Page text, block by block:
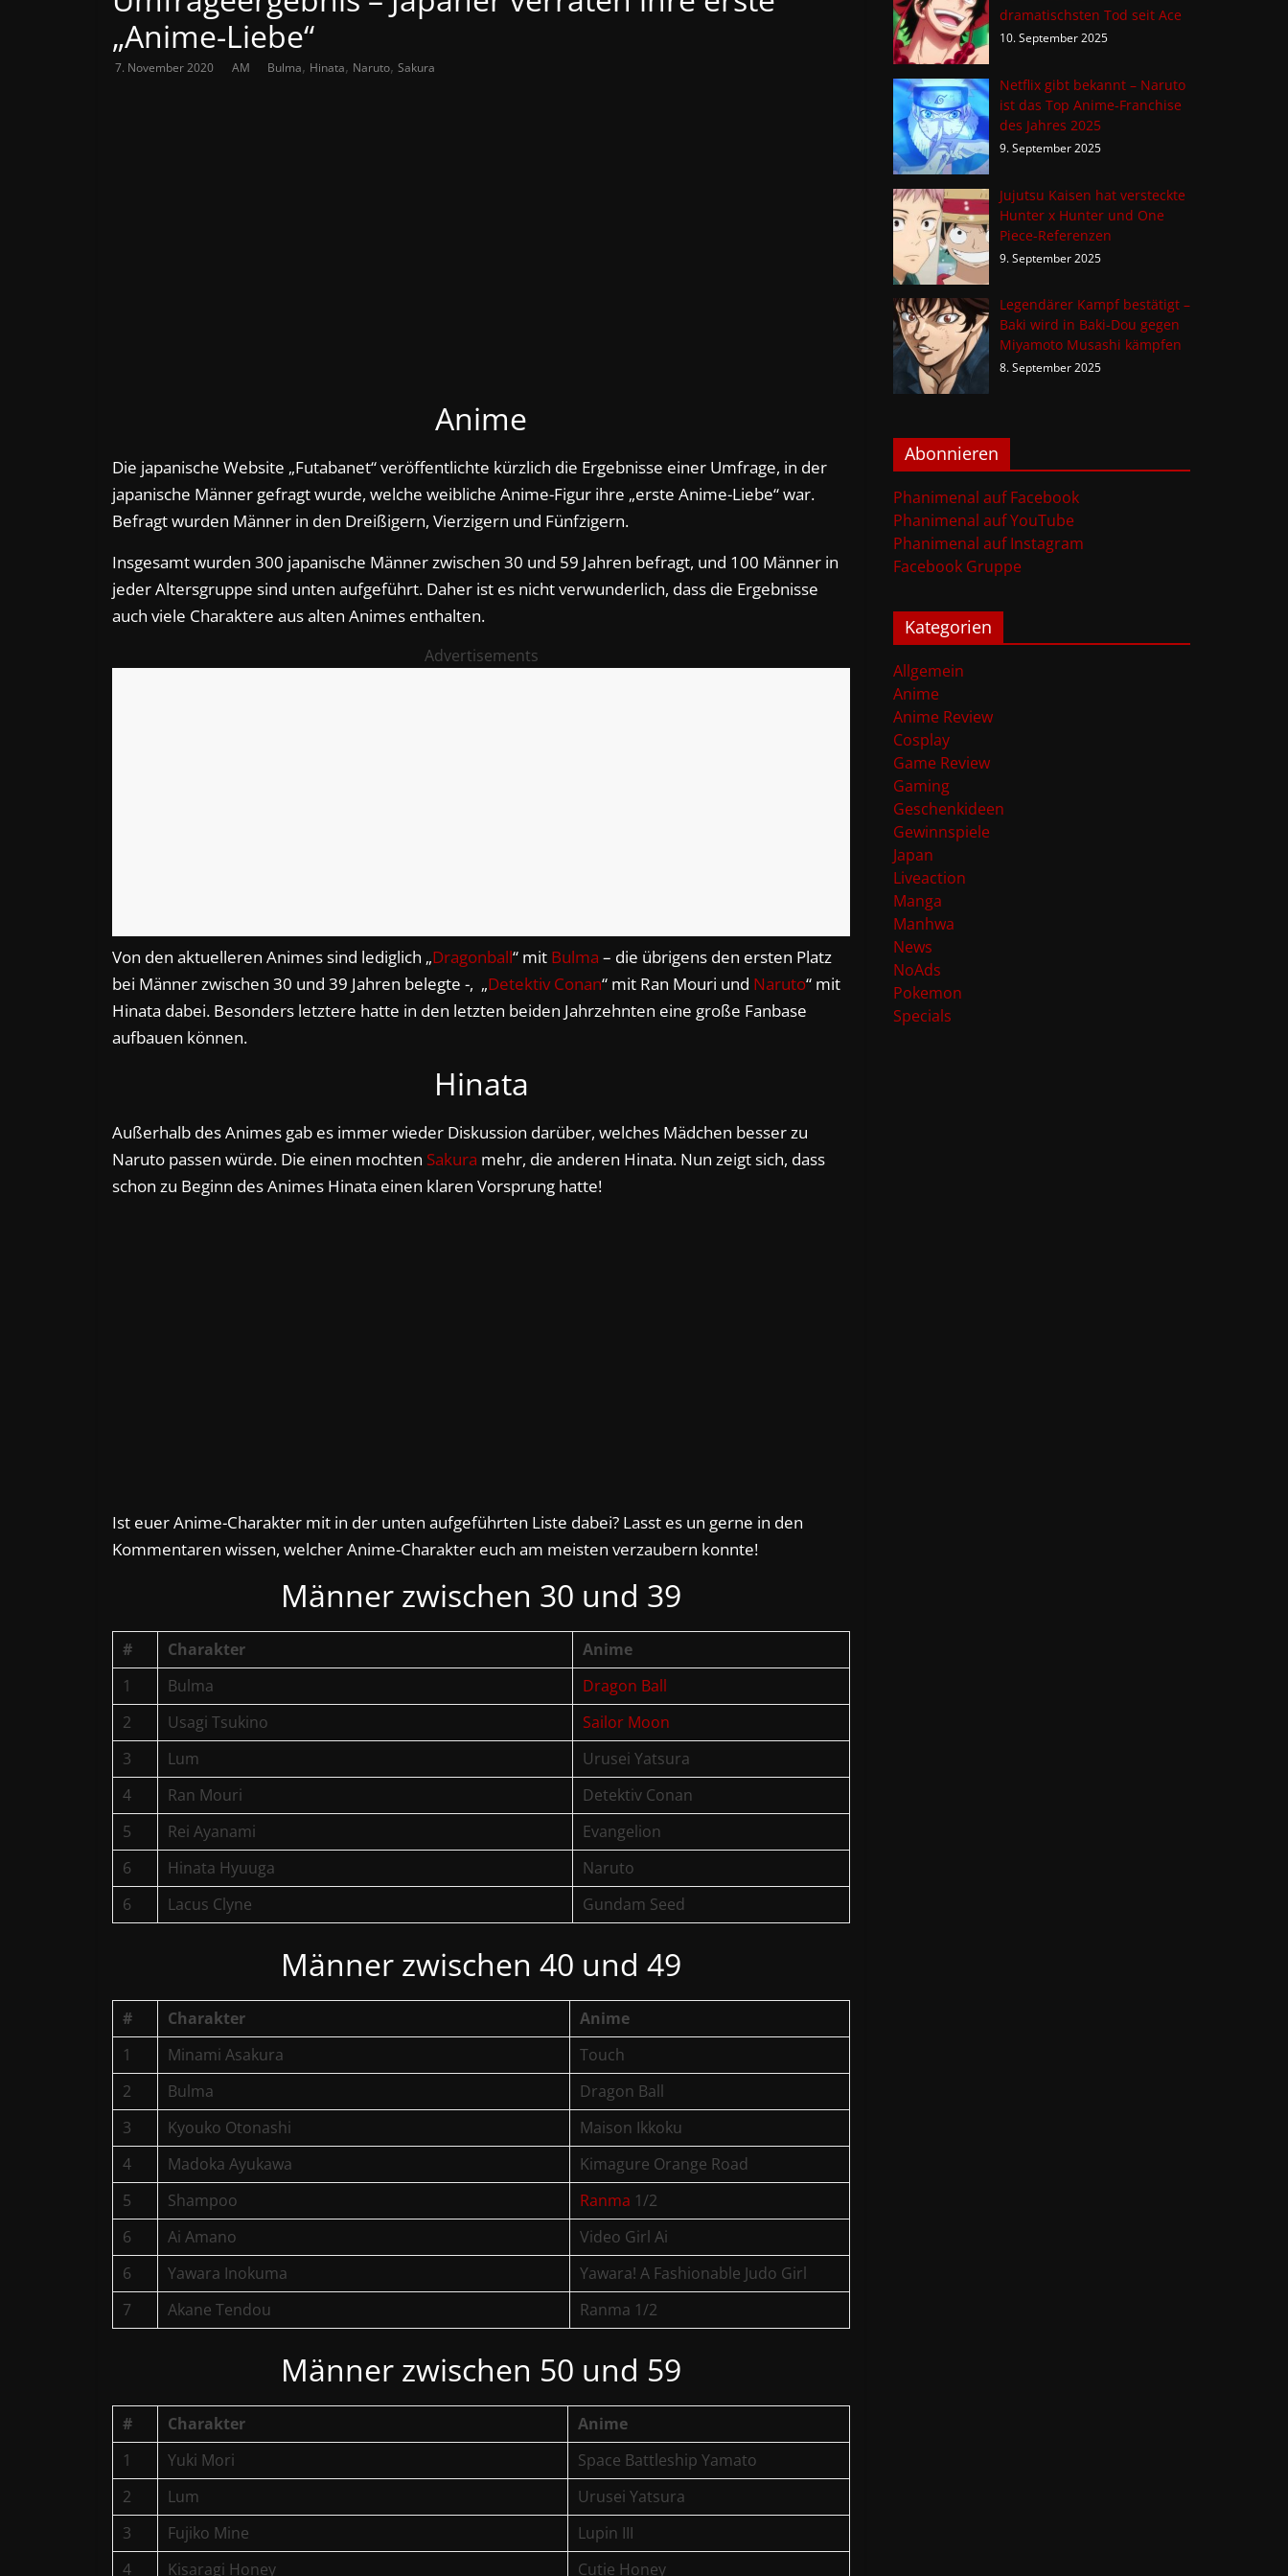
„Anime-Liebe“
7. November 2020 AM Bulma, Hinata, Naruto, Sakura
Anime
Die japanische Website „Futabanet“ veröffentlichte kürzlich die Ergebnisse einer Umfrage, in der
japanische Männer gefragt wurde, welche weibliche Anime-Figur ihre „erste Anime-Liebe“ war.
Befragt wurden Männer in den Dreißigern, Vierzigern und Fünfzigern.
Insgesamt wurden 300 japanische Männer zwischen 30 und 59 Jahren befragt, und 100 Männer in
jeder Altersgruppe sind unten aufgeführt. Daher ist es nicht verwunderlich, dass die Ergebnisse
auch viele Charaktere aus alten Animes enthalten.
Advertisements
Von den aktuelleren Animes sind lediglich „Dragonball“ mit Bulma – die übrigens den ersten Platz
bei Männer zwischen 30 und 39 Jahren belegte -, „Detektiv Conan“ mit Ran Mouri und Naruto“ mit
Hinata dabei. Besonders letztere hatte in den letzten beiden Jahrzehnten eine große Fanbase
aufbauen können.
Hinata
Außerhalb des Animes gab es immer wieder Diskussion darüber, welches Mädchen besser zu
Naruto passen würde. Die einen mochten Sakura mehr, die anderen Hinata. Nun zeigt sich, dass
schon zu Beginn des Animes Hinata einen klaren Vorsprung hatte!
Ist euer Anime-Charakter mit in der unten aufgeführten Liste dabei? Lasst es un gerne in den
Kommentaren wissen, welcher Anime-Charakter euch am meisten verzaubern konnte!
Männer zwischen 30 und 39
# Charakter
Anime
1
Bulma
Dragon Ball
2
Usagi Tsukino
Sailor Moon
3
Lum
Urusei Yatsura
4
Ran Mouri
Detektiv Conan
5
Rei Ayanami
Evangelion
6
Hinata Hyuuga
Naruto
6
Lacus Clyne Gundam Seed
Männer zwischen 40 und 49
# Charakter
Anime
1
Minami Asakura
Touch
2
Bulma
Dragon Ball
3
Kyouko Otonashi
Maison Ikkoku
4
Madoka Ayukawa
Kimagure Orange Road
5
Shampoo Ranma 1/2
6
Ai Amano
Video Girl Ai
6
Yawara Inokuma
Yawara! A Fashionable Judo Girl
7
Akane Tendou Ranma 1/2
Männer zwischen 50 und 59
# Charakter
Anime
1
Yuki Mori
Space Battleship Yamato
2
Lum
Urusei Yatsura
3
Fujiko Mine
Lupin III
4
Kisaragi Honey Cutie Honey
dramatischsten Tod seit Ace
10. September 2025
Netflix gibt bekannt – Naruto
ist das Top Anime-Franchise
des Jahres 2025
9. September 2025
Jujutsu Kaisen hat versteckte
Hunter x Hunter und One
Piece-Referenzen
9. September 2025
Legendärer Kampf bestätigt –
Baki wird in Baki-Dou gegen
Miyamoto Musashi kämpfen
8. September 2025
Abonnieren
Phanimenal auf Facebook
Phanimenal auf YouTube
Phanimenal auf Instagram
Facebook Gruppe
Kategorien
Allgemein
Anime
Anime Review
Cosplay
Game Review
Gaming
Geschenkideen
Gewinnspiele
Japan
Liveaction
Manga
Manhwa
News
NoAds
Pokemon
Specials